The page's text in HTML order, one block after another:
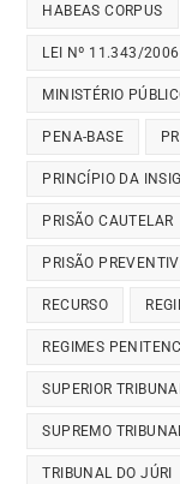
HABEAS CORPUS
LEI Nº 11.343/2006
MINISTÉRIO
PENA-BASE
PRINCÍPIO DA
PRISÃO CAUTELAR
PRISÃO
RECURSO
REGIMES
SUPERIOR
SUPREMO
TRIBUNAL DO JÚRI